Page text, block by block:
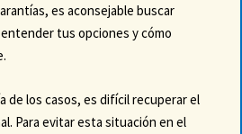
es aconsejable buscar
tus opciones y cómo
de los casos, es difícil recuperar el
Para evitar esta situación en el